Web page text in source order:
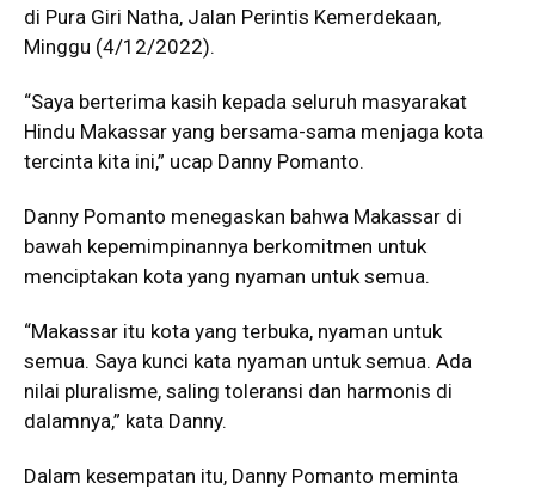
di Pura Giri Natha, Jalan Perintis Kemerdekaan,
Minggu (4/12/2022).
“Saya berterima kasih kepada seluruh masyarakat
Hindu Makassar yang bersama-sama menjaga kota
tercinta kita ini,” ucap Danny Pomanto.
Danny Pomanto menegaskan bahwa Makassar di
bawah kepemimpinannya berkomitmen untuk
menciptakan kota yang nyaman untuk semua.
“Makassar itu kota yang terbuka, nyaman untuk
semua. Saya kunci kata nyaman untuk semua. Ada
nilai pluralisme, saling toleransi dan harmonis di
dalamnya,” kata Danny.
Dalam kesempatan itu, Danny Pomanto meminta